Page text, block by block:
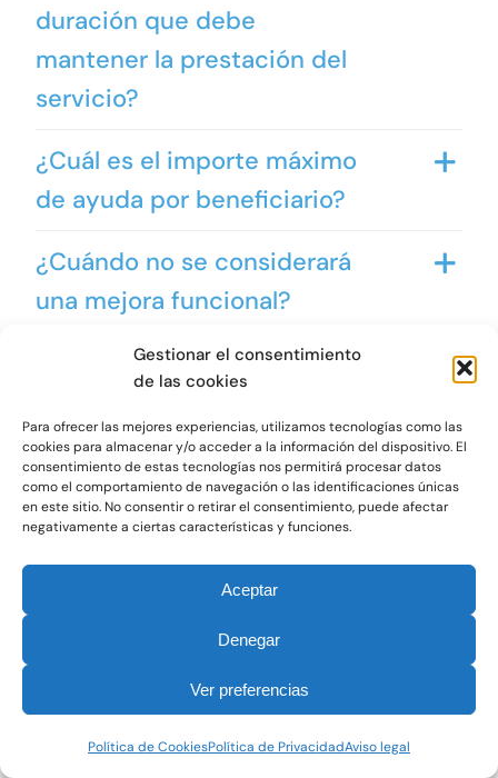
Gestionar el consentimiento
de las cookies
Para ofrecer las mejores experiencias, utilizamos tecnologías como las
cookies para almacenar y/o acceder a la información del dispositivo. El
consentimiento de estas tecnologías nos permitirá procesar datos
como el comportamiento de navegación o las identificaciones únicas
en este sitio. No consentir o retirar el consentimiento, puede afectar
negativamente a ciertas características y funciones.
Aceptar
Denegar
Ver preferencias
Política de CookiesPolítica de PrivacidadAviso legal
duración que debe
mantener la prestación del
servicio?
¿Cuál es el importe máximo
de ayuda por beneficiario?
¿Cuándo no se considerará
una mejora funcional?
¿Podría destinarse la ayuda
implantadas?
¿Qué tipo de ayuda es la
que se otorga en el
Programa Kit Digital?
¿Qué conceptos son
subvencionables?
¿Qué requisitos deben